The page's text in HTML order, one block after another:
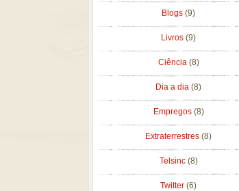
Blogs (9)
Livros (9)
Ciência (8)
Dia a dia (8)
Empregos (8)
Extraterrestres (8)
Telsinc (8)
Twitter (6)